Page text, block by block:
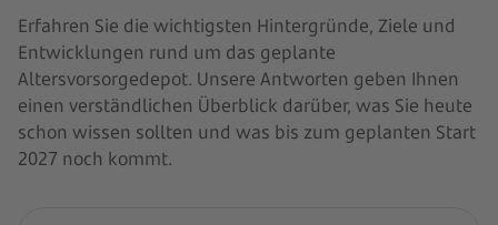
Erfahren Sie die wichtigsten Hintergründe, Ziele und
Entwicklungen rund um das geplante
Altersvorsorgedepot. Unsere Antworten geben Ihnen
einen verständlichen Überblick darüber, was Sie heute
schon wissen sollten und was bis zum geplanten Start
2027 noch kommt.